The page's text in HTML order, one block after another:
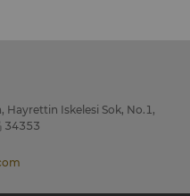
Hayrettin Iskelesi Sok, No.1,
34353